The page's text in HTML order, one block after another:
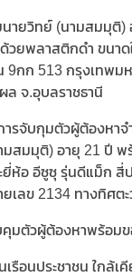
ายวิทย์ (นามสมมุติ)
ยพลาสติกดำ ขนาด
9กก 513 กรุงเทพ
ล จ.อุบลราชธานี
ารจับกุมตัวผู้ต้องหา
มสมมุติ) อายุ 21 ปี พ
ยี่ห้อ อีซูซุ รุ่นดีแม็ก สี่
ยเลข 2134 ทางทิศ
คุมตัวผู้ต้องหาพร้อม
เรือนประชาชน ใก